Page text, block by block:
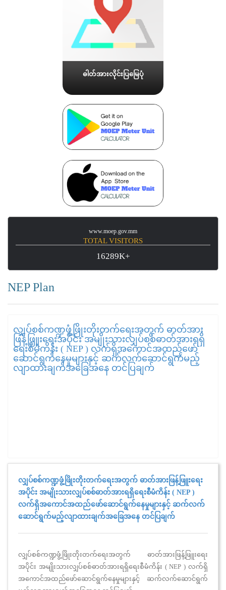
ဓါတ်အားလိုင်းပြမြေပုံ
www.moep.gov.mm
TOTAL VISITORS
16289K+
NEP Plan
လျှပ်စစ်ကဏ္ဍဖွံ့ဖြိုးတိုးတက်ရေးအတွက် ဓာတ်အား
ဖြန့်ဖြူးရေးအပိုင်း အမျိုးသားလျှပ်စစ်ဓာတ်အားရရှိ
ရေးစီမံကိန်း ( NEP ) လက်ရှိအကောင်အထည်ဖော်
ဆောင်ရွက်နေမှုများနှင့် ဆက်လက်ဆောင်ရွက်မည့်
လျာထားချက်အခြေအနေ တင်ပြချက်
လျှပ်စစ်ကဏ္ဍဖွံ့ဖြိုးတိုးတက်ရေးအတွက် ဓာတ်အားဖြန့်ဖြူးရေး
အပိုင်း အမျိုးသားလျှပ်စစ်ဓာတ်အားရရှိရေးစီမံကိန်း ( NEP )
လက်ရှိအကောင်အထည်ဖော်ဆောင်ရွက်နေမှုများနှင့် ဆက်လက်
ဆောင်ရွက်မည့်လျာထားချက်အခြေအနေ တင်ပြချက်
လျှပ်စစ်ကဏ္ဍဖွံ့ဖြိုးတိုးတက်ရေးအတွက် ဓာတ်အားဖြန့်ဖြူးရေး
အပိုင်း အမျိုးသားလျှပ်စစ်ဓာတ်အားရရှိရေးစီမံကိန်း ( NEP ) လက်ရှိ
အကောင်အထည်ဖော်ဆောင်ရွက်နေမှုများနှင့် ဆက်လက်ဆောင်ရွက်